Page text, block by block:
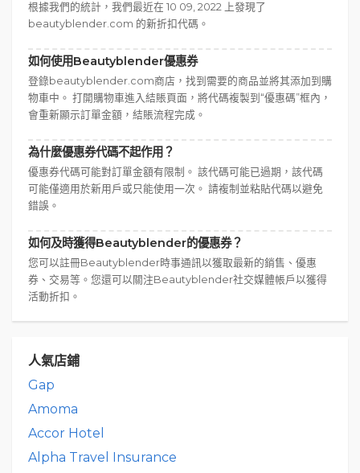
根據我們的統計，我們最近在 10 09, 2022 上發現了
beautyblender.com 的新折扣代碼。
如何使用Beautyblender優惠券
登錄beautyblender.com商店，找到需要的商品並將其添加到購
物車中。 打開購物車進入結賬頁面，將代碼複製到“優惠碼”框內，
會重新顯示訂單金額，結賬流程完成。
為什麼優惠券代碼不起作用？
優惠券代碼可能對訂單金額有限制。 該代碼可能已過期，該代碼
可能僅適用於新用戶或只能使用一次。 請複制並粘貼代碼以避免
錯誤。
如何及時獲得Beautyblender的優惠券？
您可以註冊Beautyblender時事通訊以獲取最新的銷售、優惠
券、交易等。您還可以關注Beautyblender社交媒體帳戶以獲得
活動折扣。
人氣店鋪
Gap
Amoma
Accor Hotel
Alpha Travel Insurance